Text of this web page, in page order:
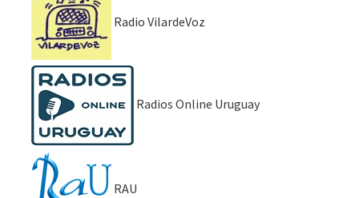
Radio VilardeVoz
Radios Online Uruguay
RAU